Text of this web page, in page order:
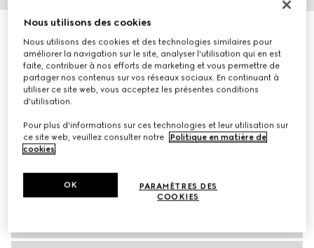
Montre Gucci Dive, 40 mm
€ 2.250
Nous utilisons des cookies
Nous utilisons des cookies et des technologies similaires pour
améliorer la navigation sur le site, analyser l'utilisation qui en est
faite, contribuer à nos efforts de marketing et vous permettre de
partager nos contenus sur vos réseaux sociaux. En continuant à
utiliser ce site web, vous acceptez les présentes conditions
d'utilisation.
Pour plus d'informations sur ces technologies et leur utilisation sur
ce site web, veuillez consulter notre
Politique en matière de
cookies.
PARAMÈTRES DES
COOKIES
OK